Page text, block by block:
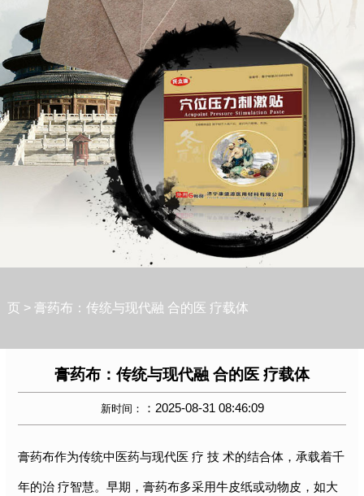
页 > 膏药布：传统与现代融 合的医 疗载体
膏药布：传统与现代融 合的医 疗载体
新时间： ：2025-08-31 08:46:09
膏药布作为传统中医药与现代医 疗 技 术的结合体，承载着千
年的治 疗智慧。早期，膏药布多采用牛皮纸或动物皮，如大